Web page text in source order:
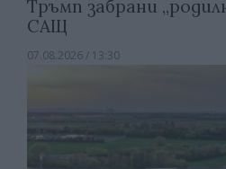
Тръмп забрани
САЩ
07.08.2026 / 13:30